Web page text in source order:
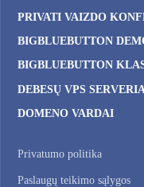
PRIVATI ​​VAIZDO
BIGBLUEBUTTON
BIGBLUEBUTTON
DEBESŲ VPS
DOMENO VARDAI
Privatumo politika
Paslaugų teikimo sąlygos